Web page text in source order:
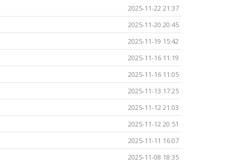
2025-11-22 21:37
2025-11-20 20:45
2025-11-19 15:42
2025-11-16 11:19
2025-11-16 11:05
2025-11-13 17:25
2025-11-12 21:03
2025-11-12 20:51
2025-11-11 16:07
2025-11-08 18:35